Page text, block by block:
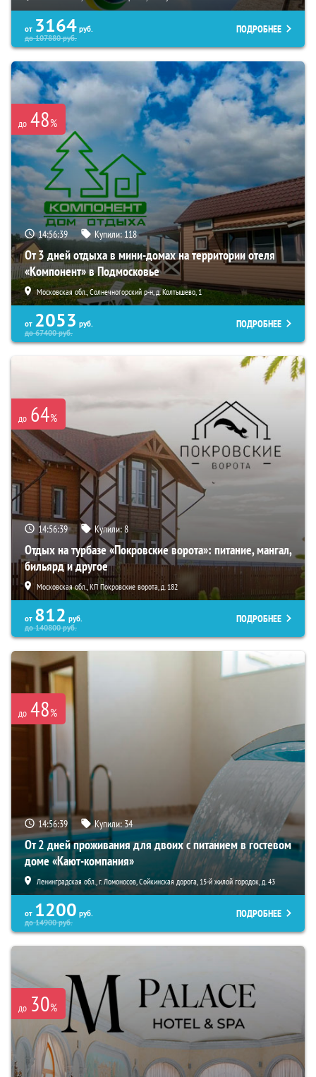
от 3164 руб.
до107880руб.
ПОДРОБНЕЕ
до 48%
14:56:38 Купили: 118
От 3 дней отдыха в мини-домах на территории отеля
«Компонент» в Подмосковье
Московская обл., Солнечногорский р-н, д. Колтышево, 1
от 2053 руб.
до67400руб.
ПОДРОБНЕЕ
до 64%
14:56:38 Купили:8
Отдых на турбазе «Покровские ворота»: питание, мангал,
бильярд и другое
Московская обл., КП Покровские ворота, д. 182
от 812 руб.
до140800руб.
ПОДРОБНЕЕ
до 48%
14:56:38 Купили:34
От 2 дней проживания для двоих с питанием в гостевом
доме «Кают-компания»
Ленинградская обл., г. Ломоносов, Сойкинская дорога, 15-й жилой городок, д. 43
от 1200 руб.
до14900руб.
ПОДРОБНЕЕ
до 30%